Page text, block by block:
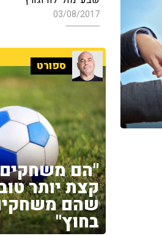
03/08/2017
ספורט
"הם
קצת יותר
שהם
בחוץ"